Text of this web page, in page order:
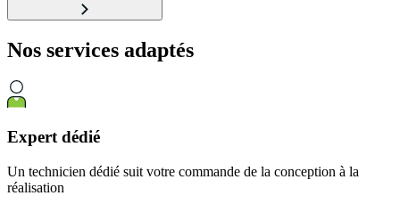
Nos services adaptés
Expert dédié
Un technicien dédié suit votre commande de la conception à la
réalisation